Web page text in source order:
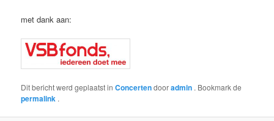
met dank aan:
Dit bericht werd geplaatst inConcertendooradmin . Bookmark de
permalink .